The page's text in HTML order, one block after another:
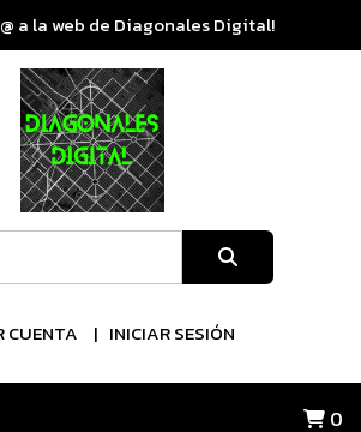
a la web de Diagonales Digital!
CUENTA INICIAR SESIÓN
0